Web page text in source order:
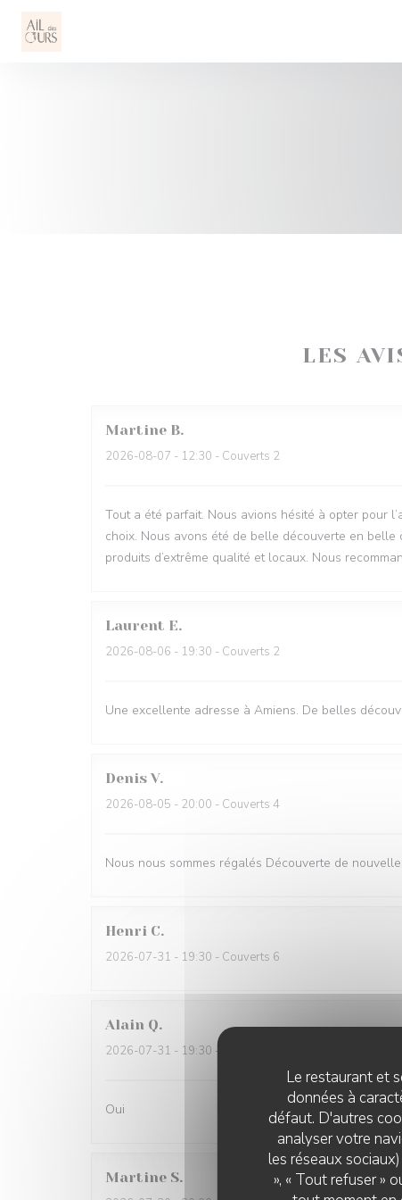
Le restaurant et
données à
défaut. D'autres
analyser votre
les réseaux
», « Tout refuser »
LES
Martine B
2026-08-07 - 12:30 - Couverts 2
Tout a été parfait. Nous avions hésité à opter pour
choix. Nous avons été de belle découverte en
produits d’extrême qualité et locaux. Nous
Laurent E
2026-08-06 - 19:30 - Couverts 2
Une excellente adresse à Amiens. De belles
Denis V
2026-08-05 - 20:00 - Couverts 4
Nous nous sommes régalés Découverte de
Henri C
2026-07-31 - 19:30 - Couverts 6
Alain Q
2026-07-31 - 19:30 - Couverts 2
Oui
Martine S